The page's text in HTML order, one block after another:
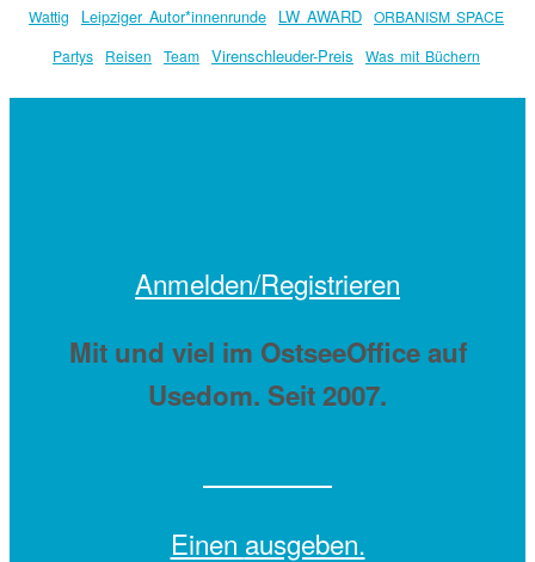
Wattig
Leipziger Autor*innenrunde LW AWARD ORBANISM SPACE
Partys
Reisen Team Virenschleuder-Preis Was mit Büchern
Anmelden/Registrieren
Mit und viel im OstseeOffice auf
Usedom. Seit 2007.
Einen ausgeben.